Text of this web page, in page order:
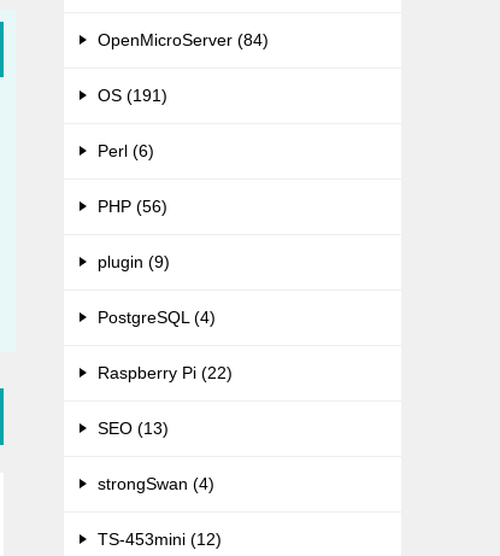
OpenMicroServer (84)
OS (191)
Perl (6)
PHP (56)
plugin (9)
PostgreSQL (4)
Raspberry Pi (22)
SEO (13)
strongSwan (4)
TS-453mini (12)